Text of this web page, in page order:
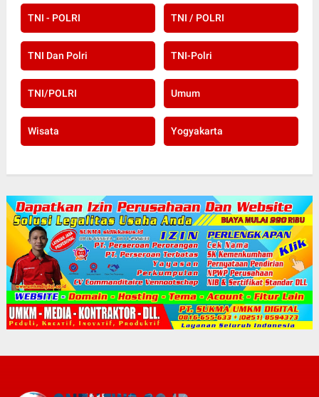
TNI - POLRI TNI / POLRI
TNI Dan Polri TNI-Polri
TNI/POLRI Umum
Wisata Yogyakarta